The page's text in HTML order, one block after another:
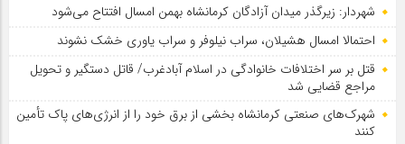
شهردار: زیرگذر میدان آزادگان کرمانشاه بهمن امسال افتتاح می‌شود
احتمالا امسال هشیلان، سراب نیلوفر و سراب یاوری خشک نشوند
قتل بر سر اختلافات خانوادگی در اسلام آبادغرب/ قاتل دستگیر و تحویل
مراجع قضایی شد
شهرک‌های صنعتی کرمانشاه بخشی از برق خود را از انرژی‌های پاک تأمین
کنند